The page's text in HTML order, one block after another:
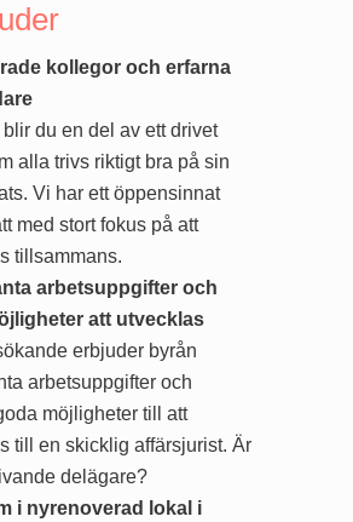
kollegor och erfarna
blir du en del av ett drivet
alla trivs riktigt bra på sin
Vi har ett öppensinnat
med stort fokus på att
tillsammans.
arbetsuppgifter och
att utvecklas
erbjuder byrån
arbetsuppgifter och
möjligheter till att
till en skicklig affärsjurist. Är
delägare?
i nyrenoverad lokal i